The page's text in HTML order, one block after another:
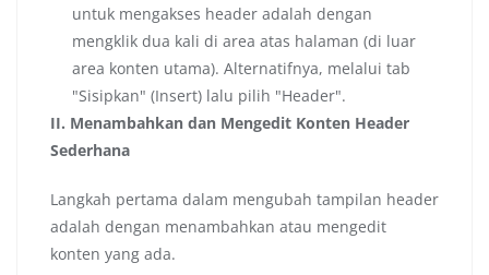
untuk mengakses header adalah dengan
mengklik dua kali di area atas halaman (di luar
area konten utama). Alternatifnya, melalui tab
"Sisipkan" (Insert) lalu pilih "Header".
II. Menambahkan dan Mengedit Konten Header
Sederhana
Langkah pertama dalam mengubah tampilan header
adalah dengan menambahkan atau mengedit
konten yang ada.